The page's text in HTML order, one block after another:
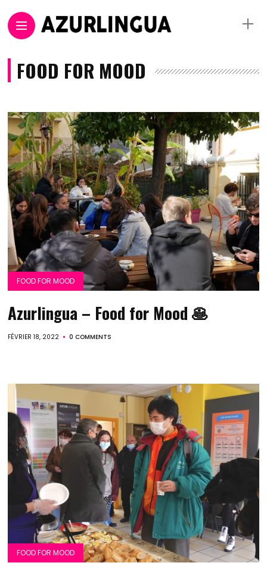
FOOD FOR MOOD
FOOD FOR MOOD
Azurlingua – Food for Mood 🥞
FÉVRIER 18, 2022 0 COMMENTS
FOOD FOR MOOD